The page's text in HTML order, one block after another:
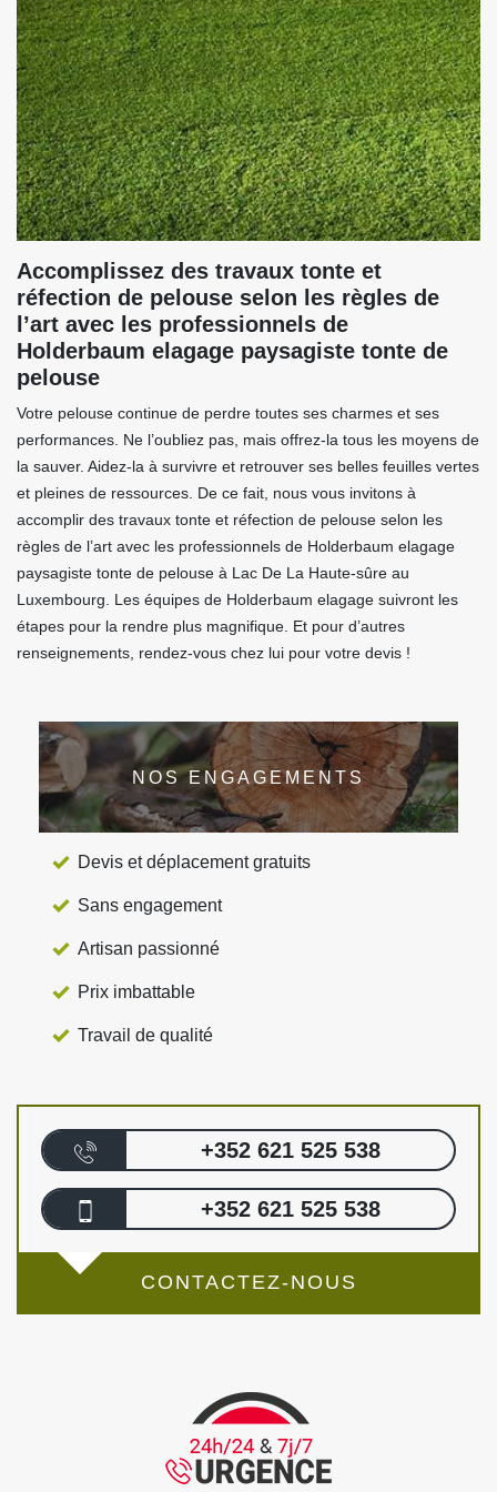
Accomplissez des travaux tonte et
réfection de pelouse selon les règles de
l’art avec les professionnels de
Holderbaum elagage paysagiste tonte de
pelouse
Votre pelouse continue de perdre toutes ses charmes et ses
performances. Ne l’oubliez pas, mais offrez-la tous les moyens de
la sauver. Aidez-la à survivre et retrouver ses belles feuilles vertes
et pleines de ressources. De ce fait, nous vous invitons à
accomplir des travaux tonte et réfection de pelouse selon les
règles de l’art avec les professionnels de Holderbaum elagage
paysagiste tonte de pelouse à Lac De La Haute-sûre au
Luxembourg. Les équipes de Holderbaum elagage suivront les
étapes pour la rendre plus magnifique. Et pour d’autres
renseignements, rendez-vous chez lui pour votre devis !
NOS ENGAGEMENTS
Devis et déplacement gratuits
Sans engagement
Artisan passionné
Prix imbattable
Travail de qualité
+352 621 525 538
+352 621 525 538
CONTACTEZ-NOUS